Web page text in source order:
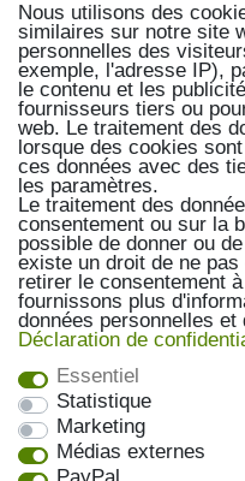
Nous utilisons des
similaires sur notre site
personnelles des
exemple, l'adresse IP),
le contenu et les
fournisseurs tiers ou
web. Le traitement des
lorsque des cookies
ces données avec des
les paramètres.
Le traitement des
consentement ou sur la
possible de donner ou
existe un droit de ne
retirer le consentement
fournissons plus
données personnelles
Déclaration de
Essentiel
Statistique
Marketing
Médias externes